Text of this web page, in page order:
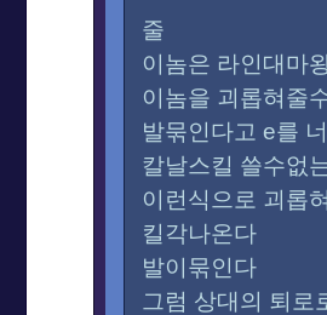
줄
이놈은 라인대마
이놈을 괴롭혀줄
발묶인다고 e를
칼날스킬 쓸수없
이런식으로 괴롭
킬각나온다
발이묶인다
그럼 상대의 퇴로